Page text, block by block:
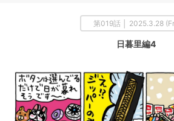
第019話 │ 2025.3.28
日暮里編4